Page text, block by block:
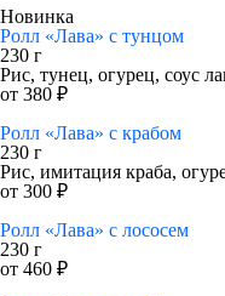
Новинка
Ролл «Лава» с тунцом
230 г
Рис, тунец, огурец, соус
от 380 ₽
Ролл «Лава» с крабом
230 г
Рис, имитация краба,
от 300 ₽
Ролл «Лава» с лососем
230 г
от 460 ₽